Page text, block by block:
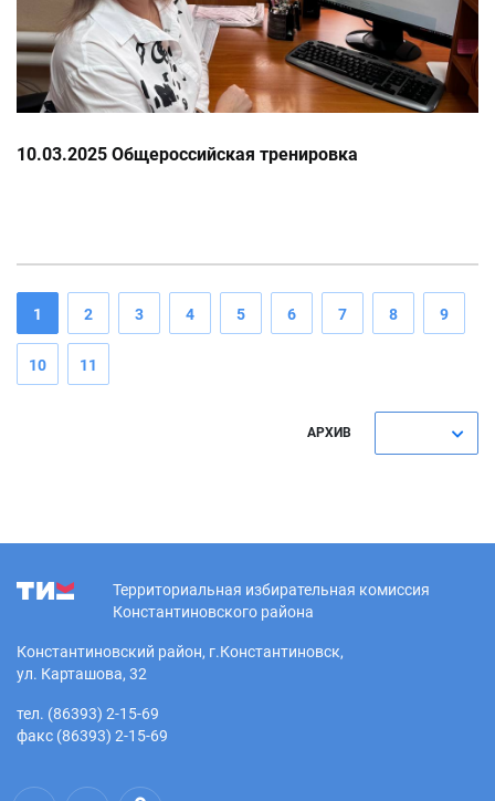
10.03.2025 Общероссийская тренировка
1 2 3 4 5 6 7 8 9
10 11
АРХИВ
Территориальная избирательная комиссия
Константиновского района
Константиновский район, г.Константиновск,
ул. Карташова, 32
тел. (86393) 2-15-69
факс (86393) 2-15-69